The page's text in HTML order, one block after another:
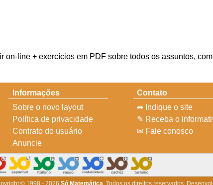
on-line + exercícios em PDF sobre todos os assuntos,
Informações
Sobre o novo layout
Política de privacidade
Contrato do usuário
Anuncie
Contato
➦ Indique o site
✎ Receba o
✉ Fale conosco
© 1998 - 2026 Só Matemática . Todos os direitos reservados.